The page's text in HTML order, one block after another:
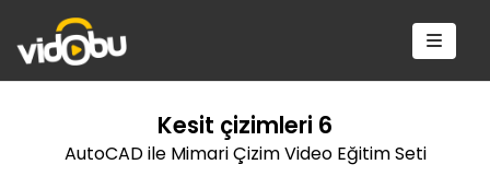
Kesit çizimleri 6
AutoCAD ile Mimari Çizim Video Eğitim Seti